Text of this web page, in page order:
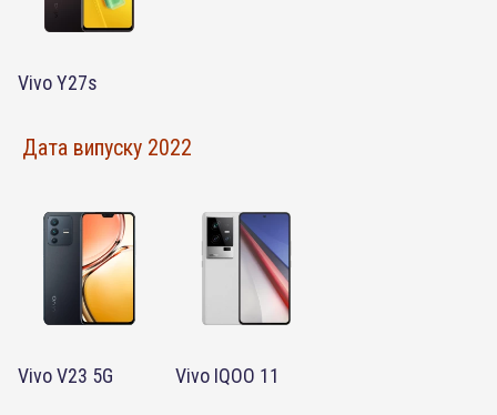
Vivo Y27s
Дата випуску 2022
Vivo V23 5G Vivo IQOO 11